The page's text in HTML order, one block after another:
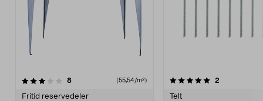
8anmeldelser (55,54/m²)
Fritid reservedeler
5.0av 5 stjerner 2
Telt